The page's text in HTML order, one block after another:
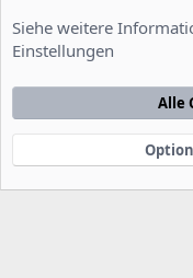
Startseite
e
Community platform by
xenDach©2010-2014
Siehe weitere
Einstellungen
Alle